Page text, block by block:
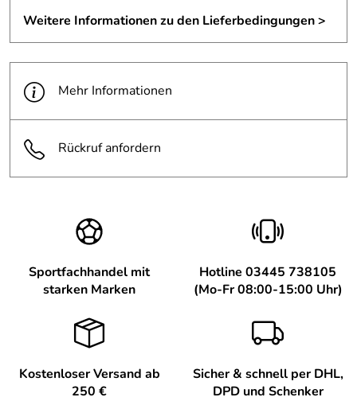
Weitere Informationen zu den Lieferbedingungen >
Mehr Informationen
Rückruf anfordern
Sportfachhandel mit
starken Marken
Hotline 03445 738105
(Mo-Fr 08:00-15:00 Uhr)
Kostenloser Versand ab
250 €
Sicher & schnell per DHL,
DPD und Schenker